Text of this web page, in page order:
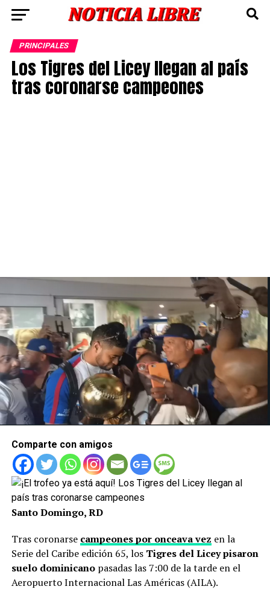
PRINCIPALES
Los Tigres del Licey llegan al país
tras coronarse campeones
Comparte con amigos
Santo Domingo, RD
Tras coronarse campeones por onceava vez en la
Serie del Caribe edición 65, los Tigres del Licey pisaron
suelo dominicanopasadas las 7:00 de la tarde en el
Aeropuerto Internacional Las Américas (AILA).